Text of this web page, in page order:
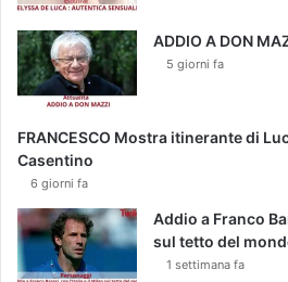
ADDIO A DON
5 giorni fa
FRANCESCO Mostra itinerante di
Casentino
6 giorni fa
Addio a Franco
sul tetto del
1 settimana fa